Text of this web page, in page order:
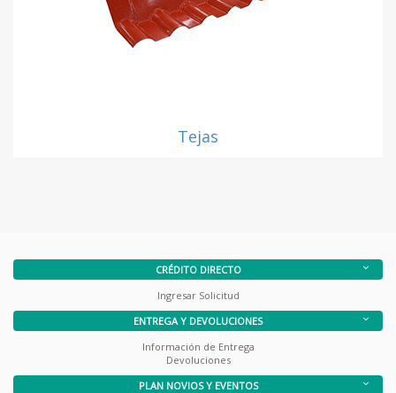
Tejas
CRÉDITO DIRECTO
Ingresar Solicitud
ENTREGA Y DEVOLUCIONES
Información de Entrega
Devoluciones
PLAN NOVIOS Y EVENTOS